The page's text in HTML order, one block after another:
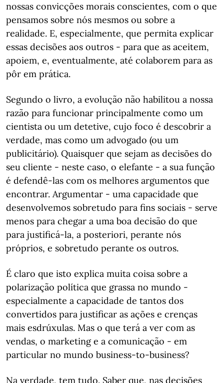
nossas convicções morais conscientes, com o que
pensamos sobre nós mesmos ou sobre a
realidade. E, especialmente, que permita explicar
essas decisões aos outros - para que as aceitem,
apoiem, e, eventualmente, até colaborem para as
pôr em prática.
Segundo o livro, a evolução não habilitou a nossa
razão para funcionar principalmente como um
cientista ou um detetive, cujo foco é descobrir a
verdade, mas como um advogado (ou um
publicitário). Quaisquer que sejam as decisões do
seu cliente - neste caso, o elefante - a sua função
é defendê-las com os melhores argumentos que
encontrar. Argumentar - uma capacidade que
desenvolvemos sobretudo para fins sociais - serve
menos para chegar a uma boa decisão do que
para justificá-la, a posteriori, perante nós
próprios, e sobretudo perante os outros.
É claro que isto explica muita coisa sobre a
polarização política que grassa no mundo -
especialmente a capacidade de tantos dos
convertidos para justificar as ações e crenças
mais esdrúxulas. Mas o que terá a ver com as
vendas, o marketing e a comunicação - em
particular no mundo business-to-business?
Na verdade, tem tudo. Saber que, nas decisões